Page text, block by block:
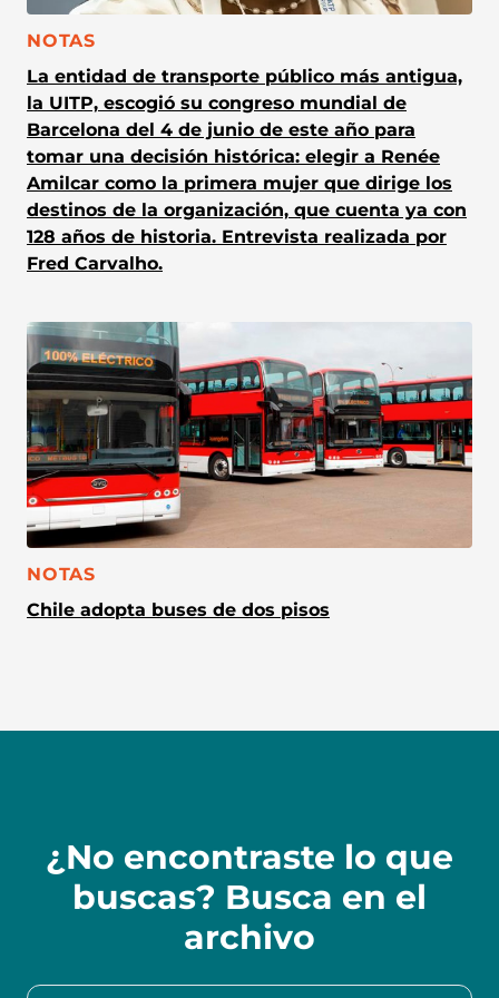
CATEGORÍA:
NOTAS
La entidad de transporte público más antigua,
la UITP, escogió su congreso mundial de
Barcelona del 4 de junio de este año para
tomar una decisión histórica: elegir a Renée
Amilcar como la primera mujer que dirige los
destinos de la organización, que cuenta ya con
128 años de historia. Entrevista realizada por
Fred Carvalho.
CATEGORÍA:
NOTAS
Chile adopta buses de dos pisos
¿No encontraste lo que
buscas? Busca en el
archivo